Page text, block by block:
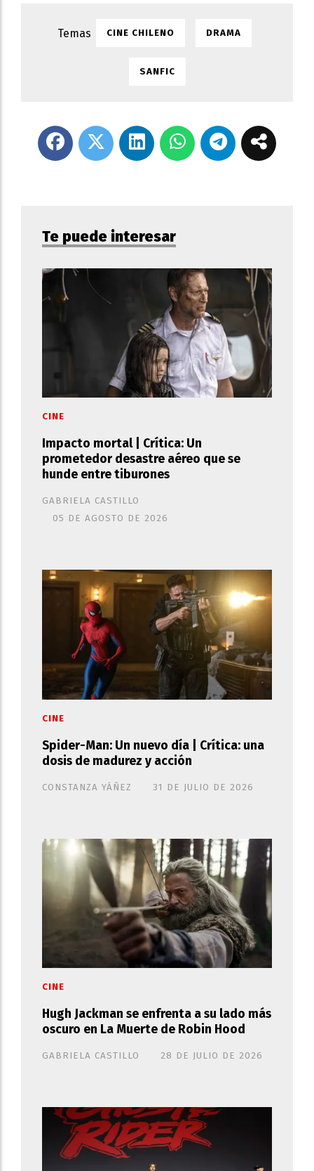
CINE CHILENO DRAMA
SANFIC
Te puede interesar
Impacto mortal | Crítica: Un
prometedor desastre aéreo que se
hunde entre tiburones
GABRIELA CASTILLO
CINE
05 DE AGOSTO DE 2026
Spider-Man: Un nuevo día | Crítica: una
dosis de madurez y acción
CONSTANZA YÁÑEZ
CINE
31 DE JULIO DE 2026
Hugh Jackman se enfrenta a su lado más
oscuro en La Muerte de Robin Hood
GABRIELA CASTILLO
CINE
28 DE JULIO DE 2026